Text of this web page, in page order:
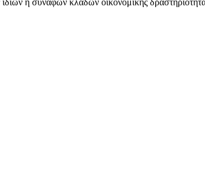
ή συναφών κλάδων οικονομικής